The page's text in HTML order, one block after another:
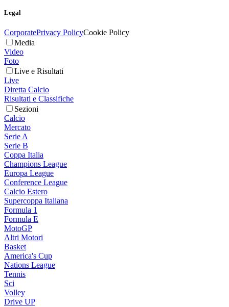
Legal
CorporatePrivacy PolicyCookie Policy
Media
Video
Foto
Live e Risultati
Live
Diretta Calcio
Risultati e Classifiche
Sezioni
Calcio
Mercato
Serie A
Serie B
Coppa Italia
Champions League
Europa League
Conference League
Calcio Estero
Supercoppa Italiana
Formula 1
Formula E
MotoGP
Altri Motori
Basket
America's Cup
Nations League
Tennis
Sci
Volley
Drive UP